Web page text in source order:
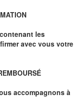
les
avec vous votre
accompagnons à